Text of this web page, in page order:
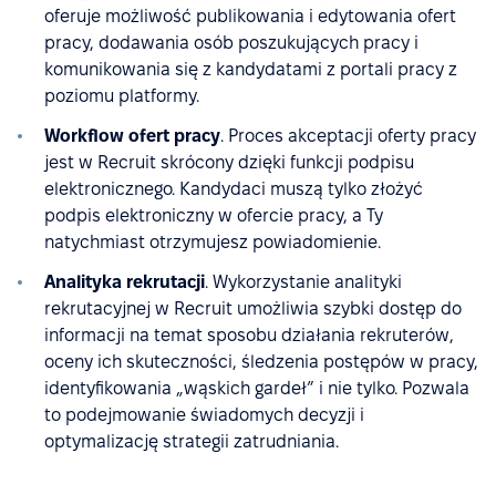
oferuje możliwość publikowania i edytowania ofert
pracy, dodawania osób poszukujących pracy i
komunikowania się z kandydatami z portali pracy z
poziomu platformy.
Workflow ofert pracy. Proces akceptacji oferty pracy
jest w Recruit skrócony dzięki funkcji podpisu
elektronicznego. Kandydaci muszą tylko złożyć
podpis elektroniczny w ofercie pracy, a Ty
natychmiast otrzymujesz powiadomienie.
Analityka rekrutacji. Wykorzystanie analityki
rekrutacyjnej w Recruit umożliwia szybki dostęp do
informacji na temat sposobu działania rekruterów,
oceny ich skuteczności, śledzenia postępów w pracy,
identyfikowania „wąskich gardeł” i nie tylko. Pozwala
to podejmowanie świadomych decyzji i
optymalizację strategii zatrudniania.